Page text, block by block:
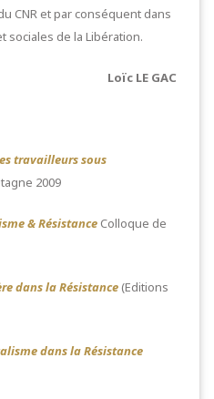
CNR et par conséquent dans
sociales de la Libération.
Loïc LE GAC
travailleurs sous
2009
& Résistance Colloque de
dans la Résistance (Editions
dans la Résistance